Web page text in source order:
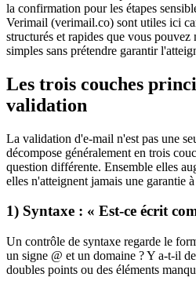
la confirmation pour les étapes
Verimail (verimail.co) sont utiles ici
structurés et rapides que vous pouvez
simples sans prétendre garantir
Les trois couches
validation
La validation d'e-mail n'est pas une
décompose généralement en trois
question différente. Ensemble elles
elles n'atteignent jamais une garantie
1) Syntaxe : « Est-ce écrit
Un contrôle de syntaxe regarde le
un signe @ et un domaine ? Y a-t-il
doubles points ou des éléments